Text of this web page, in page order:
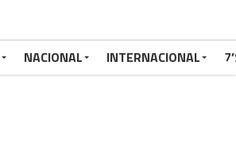
NACIONAL INTERNACIONAL